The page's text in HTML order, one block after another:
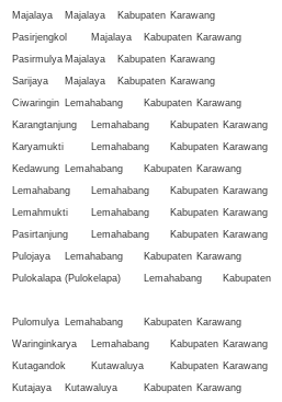
Majalaya Majalaya Kabupaten Karawang
Pasirjengkol Majalaya Kabupaten Karawang
Pasirmulya Majalaya Kabupaten Karawang
Sarijaya Majalaya Kabupaten Karawang
Ciwaringin Lemahabang Kabupaten Karawang
Karangtanjung Lemahabang Kabupaten Karawang
Karyamukti Lemahabang Kabupaten Karawang
Kedawung Lemahabang Kabupaten Karawang
Lemahabang Lemahabang Kabupaten Karawang
Lemahmukti Lemahabang Kabupaten Karawang
Pasirtanjung Lemahabang Kabupaten Karawang
Pulojaya Lemahabang Kabupaten Karawang
Pulokalapa (Pulokelapa) Lemahabang
Kabupaten
Pulomulya Lemahabang Kabupaten Karawang
Waringinkarya Lemahabang Kabupaten Karawang
Kutagandok Kutawaluya Kabupaten Karawang
Kutajaya Kutawaluya Kabupaten Karawang